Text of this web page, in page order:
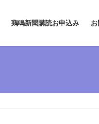
鶏鳴新聞購読お申込み